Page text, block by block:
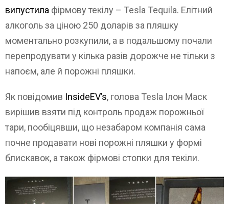
випустила фірмову текілу – Tesla Tequila. Елітний
алкоголь за ціною 250 доларів за пляшку
моментально розкупили, а в подальшому почали
перепродувати у кілька разів дорожче не тільки з
напоєм, але й порожні пляшки.
Як повідомив InsideEV’s, голова Tesla Ілон Маск
вирішив взяти під контроль продаж порожньої
тари, пообіцявши, що незабаром компанія сама
почне продавати нові порожні пляшки у формі
блискавок, а також фірмові стопки для текіли.